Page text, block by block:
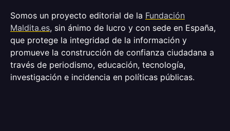
Somos un proyecto editorial de la Fundación
Maldita.es, sin ánimo de lucro y con sede en España,
que protege la integridad de la información y
promueve la construcción de confianza ciudadana a
través de periodismo, educación, tecnología,
investigación e incidencia en políticas públicas.